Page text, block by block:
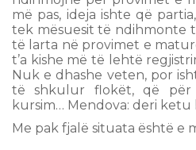
më pas, ideja ishte që
tek mësuesit të ndihmonte
të larta në provimet e
t’a kishe më të lehtë
Nuk e dhashe veten, por
të shkulur flokët, që
kursim… Mendova: deri
Me pak fjalë situata është e